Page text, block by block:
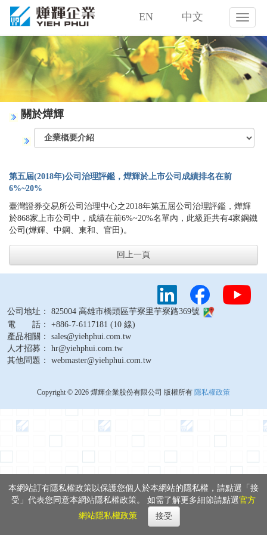
燁
輝
企
業
股
份
有
限
司
EN 中文
關於燁輝
第五屆(2018年)公司治理評鑑，燁輝於上市公司成績排名在前
6%~20%
臺灣證券交易所公司治理中心之2018年第五屆公司治理評鑑，燁輝
於868家上市公司中，成績在前6%~20%名單內，此級距共有4家鋼鐵
公司(燁輝、中鋼、東和、官田)。
回上一頁
公司地址： 825004 高雄市橋頭區芋寮里芋寮路369號
電 話： +886-7-6117181 (10 線)
產品相關： sales@yiehphui.com.tw
人才招募： hr@yiehphui.com.tw
其他問題： webmaster@yiehphui.com.tw
Copyright © 2026 燁輝企業股份有限公司 版權所有 隱私權政策
本網站訂有隱私權政策以保護您個人於本網站的隱私權，請點選「接
受」代表您同意本網站隱私權政策。 如需了解更多細節請點選官方
網站隱私權政策
接受